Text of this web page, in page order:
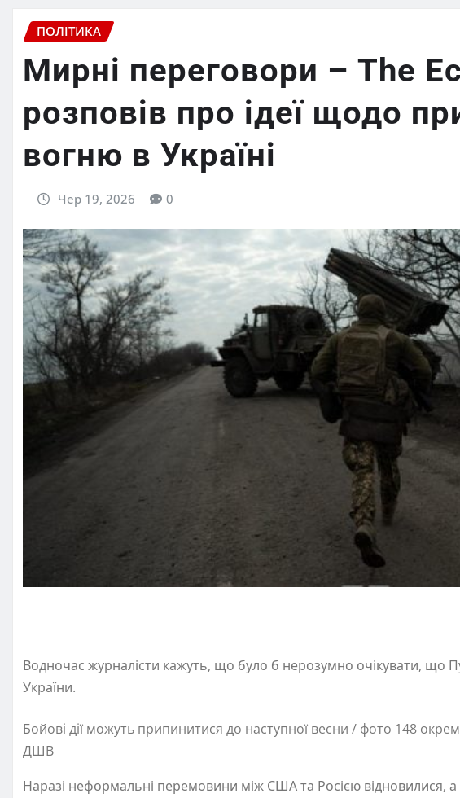
ПОЛІТИКА
Мирні переговори – The
розповів про ідеї щодо
вогню в Україні
Чер 19, 2026 0
Водночас журналісти кажуть, що було б нерозумно очікувати, що
України.
Бойові дії можуть припинитися до наступної весни / фото 148
ДШВ
Наразі неформальні перемовини між США та Росією відновилися,